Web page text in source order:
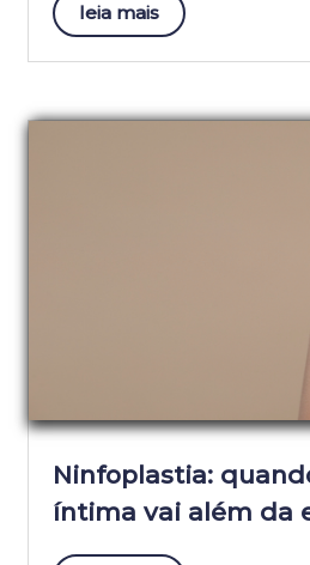
leia mais
Ninfoplastia:
íntima vai além da